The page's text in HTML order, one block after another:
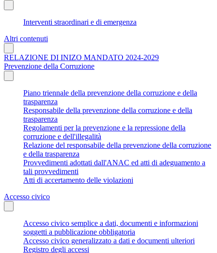
Interventi straordinari e di emergenza
Altri contenuti
RELAZIONE DI INIZO MANDATO 2024-2029
Prevenzione della Corruzione
Piano triennale della prevenzione della corruzione e della
trasparenza
Responsabile della prevenzione della corruzione e della
trasparenza
Regolamenti per la prevenzione e la repressione della
corruzione e dell'illegalità
Relazione del responsabile della prevenzione della corruzione
e della trasparenza
Provvedimenti adottati dall'ANAC ed atti di adeguamento a
tali provvedimenti
Atti di accertamento delle violazioni
Accesso civico
Accesso civico semplice a dati, documenti e informazioni
soggetti a pubblicazione obbligatoria
Accesso civico generalizzato a dati e documenti ulteriori
Registro degli accessi